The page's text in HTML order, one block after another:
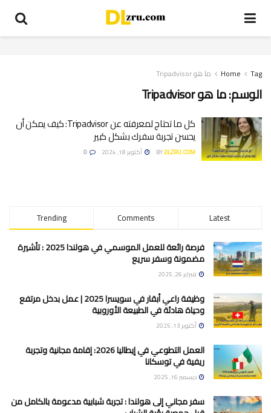
Home Tag ما هو Tripadvisor
الوسم:ما هو Tripadvisor
كل ما تحتاج لمعرفته عن Tripadvisor: كيف يمكن أن
يحسن تجربة سفرك بشكل كبير
BYDLZRU.COM أكتوبر 18, 2024
Trending Comments Latest
فرصة رائعة للعمل الموسمي في هولندا 2025 : تأشيرة
مضمونة وسفر سريع
فبراير 26, 2025
وظيفة راعي أبقار في سويسرا 2025 | عمل بدخل مرتفع
وحياة هادئة في الطبيعة الأوروبية
أكتوبر 13, 2025
العمل التطوعي في إيطاليا 2026: إقامة مجانية وتجربة
ريفية في توسكانا
ديسمبر 16, 2025
سفر مجاني إلى هولندا : تجربة شبابية مدعومة بالكامل من